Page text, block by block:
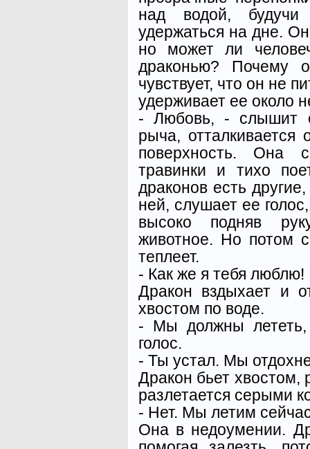
над водой,
удержаться на дне.
но может ли
драконью? Почему
чувствует, что он не
удерживает ее около
- Любовь, - слышит
рыча, отталкивается
поверхность. Она
травинки и тихо
драконов есть
ней, слушает ее
высоко подняв
животное. Но потом
теплеет.
- Как же я тебя люблю!
Дракон вздыхает и
хвостом по воде.
- Мы должны
голос.
- Ты устал. Мы
Дракон бьет хвостом,
разлетается серыми
- Нет. Мы летим
Она в недоумении.